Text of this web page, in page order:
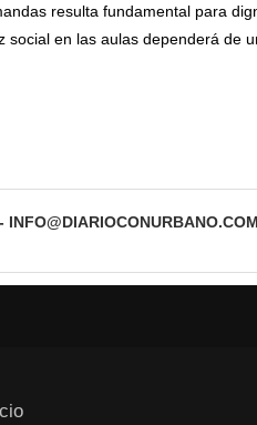
resulta fundamental para
social en las aulas dependerá de